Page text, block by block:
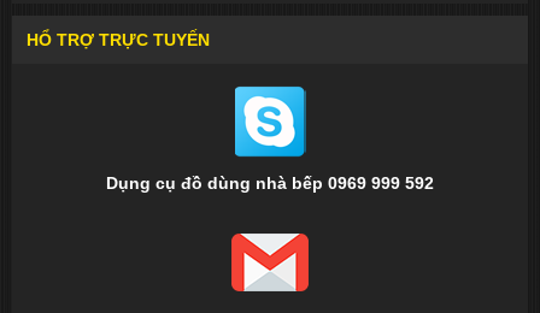
HỔ TRỢ TRỰC TUYẾN
Dụng cụ đồ dùng nhà bếp 0969 999 592